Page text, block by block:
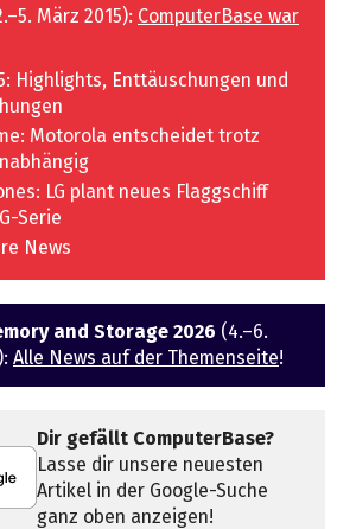
März 2015): ComputerBase war
Highlights, Enttäuschungen und
Motorola entscheidet trotz
LG plant neues Flaggschiff
Serie
News
and Storage 2026 (4.–6.
Alle News auf der Themenseite!
Dir gefällt ComputerBase?
Lasse dir unsere neuesten
Artikel in der Google-Suche
ganz oben anzeigen!